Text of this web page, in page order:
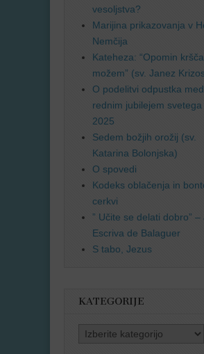
vesoljstva?
Marijina prikazovanja v
Nemčija
Kateheza: “Opomin
možem” (sv. Janez
O podelitvi odpustka med
rednim jubilejem
2025
Sedem božjih orožij (sv.
Katarina Bolonjska)
O spovedi
Kodeks oblačenja in
cerkvi
” Učite se delati dobro” –
Escriva de Balaguer
S tabo, Jezus
KATEGORIJE
Kategorije